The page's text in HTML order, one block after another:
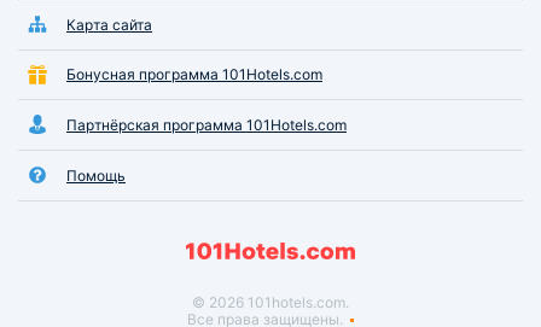
Карта сайта
Бонусная программа 101Hotels.com
Партнёрская программа 101Hotels.com
Помощь
© 2026 101hotels.com.
Все права защищены.